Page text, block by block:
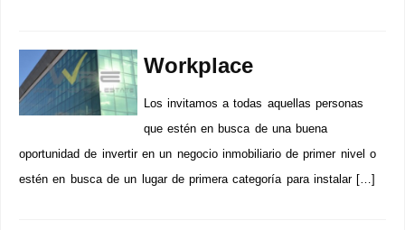
Workplace
Los invitamos a todas aquellas personas
que estén en busca de una buena
oportunidad de invertir en un negocio inmobiliario de primer nivel o
estén en busca de un lugar de primera categoría para instalar […]